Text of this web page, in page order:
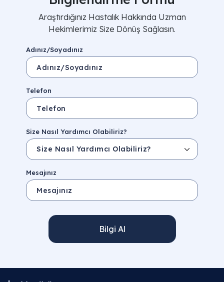
Araştırdığınız Hastalık Hakkında Uzman
Hekimlerimiz Size Dönüş Sağlasın.
Adınız/Soyadınız
Telefon
Size Nasıl Yardımcı Olabiliriz?
Mesajınız
Bilgi Al